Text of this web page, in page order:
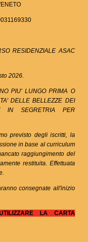
RESIDENZIALE ASAC
2026.
PIU' LUNGO PRIMA O
DELLE BELLEZZE DEI
IN SEGRETRIA PER
previsto degli iscritti, la
in base al curriculum
raggiungimento del
restituita. Effettuata
consegnate all'inizio
LA CARTA